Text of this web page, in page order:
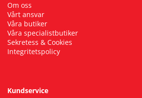
Om oss
Vårt ansvar
Våra butiker
Våra specialistbutiker
Sekretess & Cookies
Integritetspolicy
Kundservice